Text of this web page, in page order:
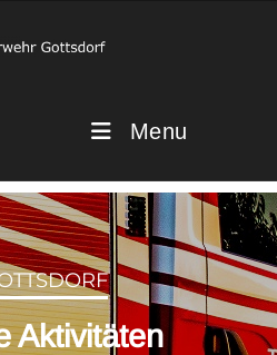
Menu
Aktivitäten